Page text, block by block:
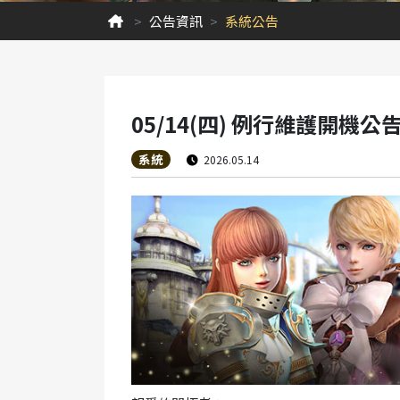
公告資訊 系統公告
05/14(四) 例行維護開機公
系統 2026.05.14